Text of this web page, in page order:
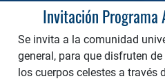
Invitación
Se invita a la comunidad
general, para que disfruten
los cuerpos celestes a través